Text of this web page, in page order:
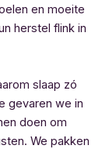
en moeite
herstel flink in
slaap zó
gevaren we in
doen om
We pakken